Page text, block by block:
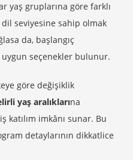
yaş gruplarına göre farklı
seviyesine sahip olmak
da, başlangıç
seçenekler bulunur.
göre değişiklik
yaş aralıklarına
katılım imkânı sunar. Bu
detaylarının dikkatlice